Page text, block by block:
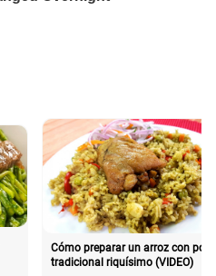
Cómo preparar un arroz con pollo
tradicional riquísimo (VIDEO)